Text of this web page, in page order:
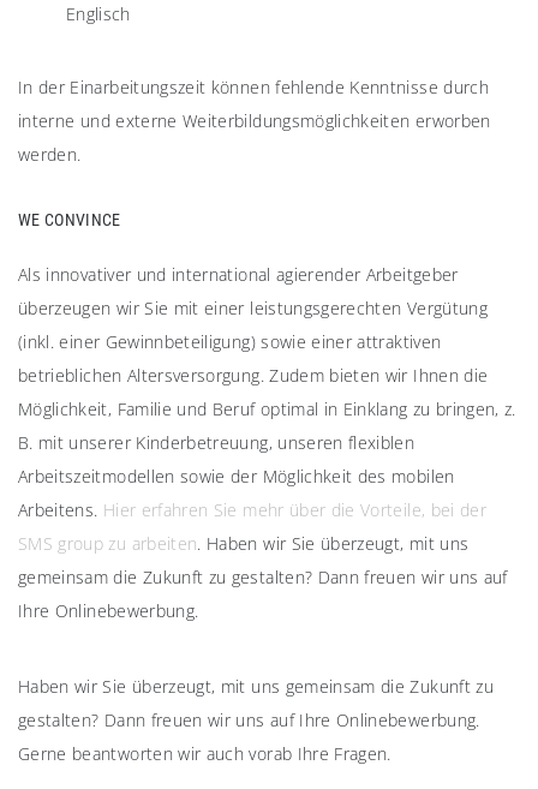
Englisch
In der Einarbeitungszeit können fehlende Kenntnisse durch
interne und externe Weiterbildungsmöglichkeiten erworben
werden.
WE CONVINCE
Als innovativer und international agierender Arbeitgeber
überzeugen wir Sie mit einer leistungsgerechten Vergütung
(inkl. einer Gewinnbeteiligung) sowie einer attraktiven
betrieblichen Altersversorgung. Zudem bieten wir Ihnen die
Möglichkeit, Familie und Beruf optimal in Einklang zu bringen, z.
B. mit unserer Kinderbetreuung, unseren flexiblen
Arbeitszeitmodellen sowie der Möglichkeit des mobilen
Arbeitens. Hier erfahren Sie mehr über die Vorteile, bei der
SMS group zu arbeiten. Haben wir Sie überzeugt, mit uns
gemeinsam die Zukunft zu gestalten? Dann freuen wir uns auf
Ihre Onlinebewerbung.
Haben wir Sie überzeugt, mit uns gemeinsam die Zukunft zu
gestalten? Dann freuen wir uns auf Ihre Onlinebewerbung.
Gerne beantworten wir auch vorab Ihre Fragen.